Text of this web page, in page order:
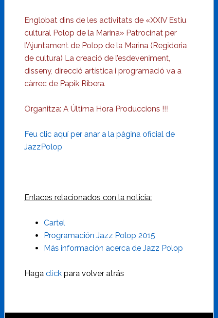
Englobat dins de les activitats de «XXIV Estiu
cultural Polop de la Marina» Patrocinat per
l’Ajuntament de Polop de la Marina (Regidoria
de cultura) La creació de l’esdeveniment,
disseny, direcció artística i programació va a
càrrec de Papik Ribera.
Organitza: A Última Hora Produccions !!!
Feu clic aquí per anar a la pàgina oficial de
JazzPolop
Enlaces relacionados con la noticia:
Cartel
Programación Jazz Polop 2015
Más información acerca de Jazz Polop
Haga clickpara volver atrás